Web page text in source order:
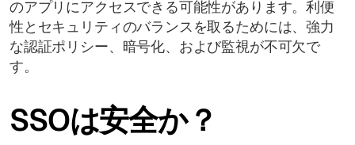
のアプリにアクセスできる可能性があります。利便
性とセキュリティのバランスを取るためには、強力
な認証ポリシー、暗号化、および監視が不可欠で
す。
SSOは安全か？